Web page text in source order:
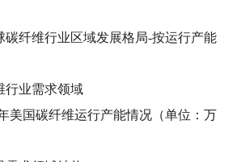
碳纤维行业区域发展格局-按运行产能
行业需求领域
美国碳纤维运行产能情况（单位：万